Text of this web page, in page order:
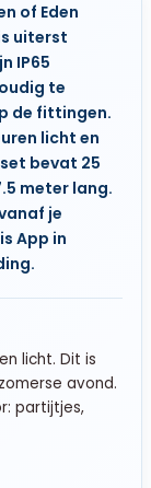
of Eden
uiterst
IP65
te
de fittingen.
licht en
bevat 25
meter lang.
je
App in
licht. Dit is
avond.
partijtjes,